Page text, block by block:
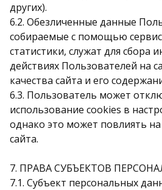
других).
6.2. Обезличенные данные
собираемые с помощью
статистики, служат для сбора
действиях Пользователей на
качества сайта и его
6.3. Пользователь может
использование cookies в
однако это может повлиять
сайта.
7. ПРАВА СУБЪЕКТОВ
7.1. Субъект персональных